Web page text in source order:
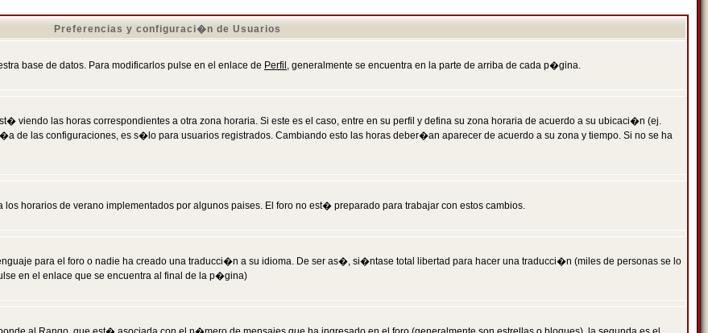
Preferencias y configuraci�n de Usuarios
base de datos. Para modificarlos pulse en el enlace de Perfil , generalmente se encuentra en la parte de arriba de cada p�gina.
viendo las horas correspondientes a otra zona horaria. Si este es el caso, entre en su perfil y defina su zona horaria de acuerdo a su ubicaci�n (ej.
de las configuraciones, es s�lo para usuarios registrados. Cambiando esto las horas deber�an aparecer de acuerdo a su zona y tiempo. Si no se ha
horarios de verano implementados por algunos paises. El foro no est� preparado para trabajar con estos cambios.
para el foro o nadie ha creado una traducci�n a su idioma. De ser as�, si�ntase total libertad para hacer una traducci�n (miles de personas se lo
en el enlace que se encuentra al final de la p�gina)